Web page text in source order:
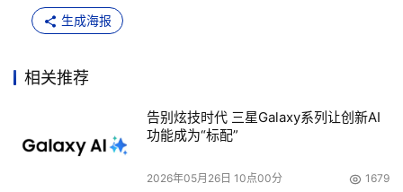
的产品已经成熟，WAFS、DMM都已经向顾客提供。ARM
现在也在参加PETA测试，博科不但开发了这些产品，同时
中华区的用户进行推广。这个新组建的团队是主攻Tapestry
产品的。对Tapestry产品而言，博科同样也有新的渠道合作
伙伴计划，像其他的产品一样，Tapestry产品也是通过渠道
销售，目前正在寻找合适的渠道伙伴，会和渠道的伙伴一起
生成海报
相关推荐
告别炫技时代 三星Galaxy系列让创新AI
功能成为“标配”
2026年05月26日 10点00分 1679